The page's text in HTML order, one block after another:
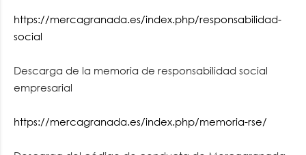
https://mercagranada.es/index.php/responsabilidad-
social
Descarga de la memoria de responsabilidad social
empresarial
https://mercagranada.es/index.php/memoria-rse/